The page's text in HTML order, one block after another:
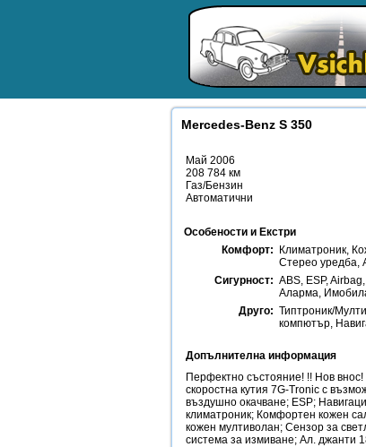
Mercedes-Benz S 350
Май 2006
208 784 км
Газ/Бензин
Автоматични
Особености и Екстри
Комфорт:
Климатроник,
Стерео уредба,
Сигурност: ABS, ESP,
Аларма,
Друго: Типтроник/
компютър,
Допълнителна информация
Перфектно състояние! !! Нов
скоростна кутия 7G-Tronic с
въздушно окачване; ESP;
климатроник; Комфортен кожен
кожен мултиволан; Сензор за
система за измиване; Ал.